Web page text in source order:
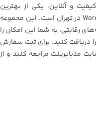
و آنلاین، یکی از بهترین
گزینه‌ها برای چاپ جزوات، فایل‌های PDF و Word در تهران است. این مجموعه
رقابتی، به شما این امکان را
دریافت کنید. برای ثبت سفارش
مدیاپرینت مراجعه کنید و از